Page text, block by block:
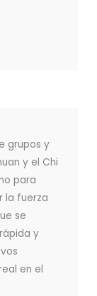
grupos y
y el Chi
para
la fuerza
se
y
en el